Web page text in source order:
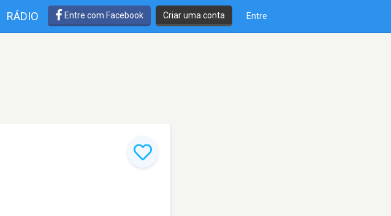
RÁDIO Entre com Facebook Criar uma conta Entre